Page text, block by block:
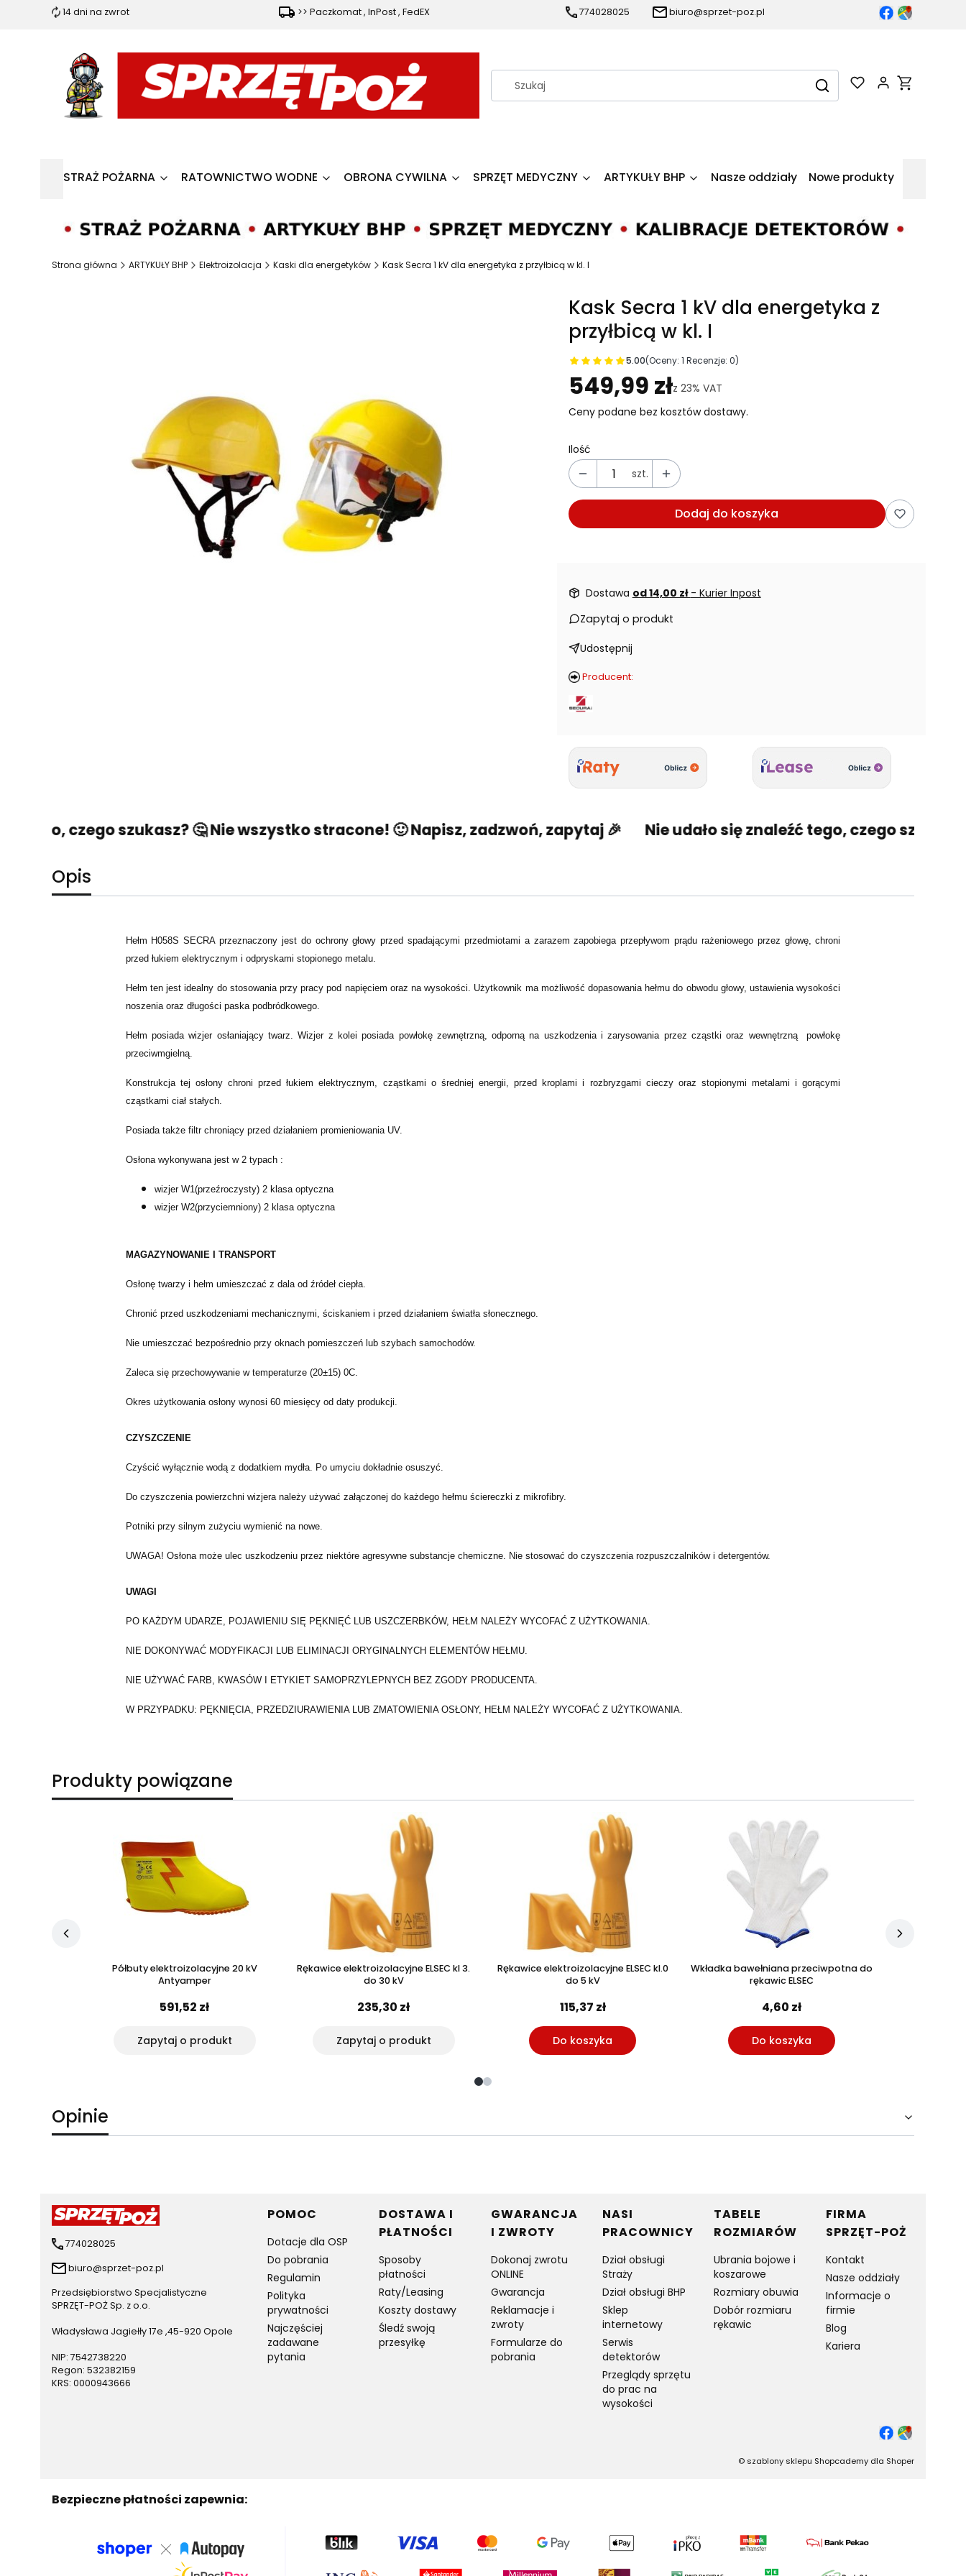
14 dni na zwrot >> Paczkomat , InPost , FedEX 774028025 biuro@sprzet-poz.pl
WyczyśćSzukaj
Produkty w
STRAŻ POŻARNA RATOWNICTWO WODNE OBRONA CYWILNA SPRZĘT MEDYCZNY ARTYKUŁY BHP Nasze oddziały Nowe produkty
Strona główna ARTYKUŁY BHP Elektroizolacja Kaski dla energetyków Kask Secra 1 kV dla energetyka z przyłbicą w kl. I
Kask Secra 1 kV dla energetyka z
przyłbicą w kl. I
5.00(Oceny: 1 Recenzje: 0)
Przejdź do sekcji Opinie
549,99 złz 23% VAT
Ceny podane bez kosztów dostawy.
Ilość
szt.
Dodaj do koszyka
Dostawa od 14,00 zł - Kurier Inpost
Zapytaj o produkt
Udostępnij
Producent:
czego szukasz? 🤔 Nie wszystko stracone! 🙂 Napisz, zadzwoń, zapytaj 🎉 Nie udało się znaleźć tego, czego szukasz?
Opis
Hełm H058S SECRA przeznaczony jest do ochrony głowy przed spadającymi przedmiotami a zarazem zapobiega przepływom prądu rażeniowego przez głowę, chroni
przed łukiem elektrycznym i odpryskami stopionego metalu.
Hełm ten jest idealny do stosowania przy pracy pod napięciem oraz na wysokości. Użytkownik ma możliwość dopasowania hełmu do obwodu głowy, ustawienia wysokości
noszenia oraz długości paska podbródkowego.
Hełm posiada wizjer osłaniający twarz. Wizjer z kolei posiada powłokę zewnętrzną, odporną na uszkodzenia i zarysowania przez cząstki oraz wewnętrzną powłokę
przeciwmgielną.
Konstrukcja tej osłony chroni przed łukiem elektrycznym, cząstkami o średniej energii, przed kroplami i rozbryzgami cieczy oraz stopionymi metalami i gorącymi
cząstkami ciał stałych.
Posiada także filtr chroniący przed działaniem promieniowania UV.
Osłona wykonywana jest w 2 typach :
wizjer W1(przeźroczysty) 2 klasa optyczna
wizjer W2(przyciemniony) 2 klasa optyczna
MAGAZYNOWANIE I TRANSPORT
Osłonę twarzy i hełm umieszczać z dala od źródeł ciepła.
Chronić przed uszkodzeniami mechanicznymi, ściskaniem i przed działaniem światła słonecznego.
Nie umieszczać bezpośrednio przy oknach pomieszczeń lub szybach samochodów.
Zaleca się przechowywanie w temperaturze (20±15) 0C.
Okres użytkowania osłony wynosi 60 miesięcy od daty produkcji.
CZYSZCZENIE
Czyścić wyłącznie wodą z dodatkiem mydła. Po umyciu dokładnie osuszyć.
Do czyszczenia powierzchni wizjera należy używać załączonej do każdego hełmu ściereczki z mikrofibry.
Potniki przy silnym zużyciu wymienić na nowe.
UWAGA! Osłona może ulec uszkodzeniu przez niektóre agresywne substancje chemiczne. Nie stosować do czyszczenia rozpuszczalników i detergentów.
UWAGI
PO KAŻDYM UDARZE, POJAWIENIU SIĘ PĘKNIĘĆ LUB USZCZERBKÓW, HEŁM NALEŻY WYCOFAĆ Z UŻYTKOWANIA.
NIE DOKONYWAĆ MODYFIKACJI LUB ELIMINACJI ORYGINALNYCH ELEMENTÓW HEŁMU.
NIE UŻYWAĆ FARB, KWASÓW I ETYKIET SAMOPRZYLEPNYCH BEZ ZGODY PRODUCENTA.
W PRZYPADKU: PĘKNIĘCIA, PRZEDZIURAWIENIA LUB ZMATOWIENIA OSŁONY, HEŁM NALEŻY WYCOFAĆ Z UŻYTKOWANIA.
Produkty powiązane
Półbuty elektroizolacyjne 20 kV
Antyamper
591,52 zł
Zapytaj o produkt
Rękawice elektroizolacyjne ELSEC kl 3.
do 30 kV
235,30 zł
Zapytaj o produkt
Rękawice elektroizolacyjne ELSEC kl.0
do 5 kV
115,37 zł
Do koszyka
Wkładka bawełniana przeciwpotna do
rękawic ELSEC
4,60 zł
Do koszyka
Opinie
774028025
biuro@sprzet-poz.pl
Przedsiębiorstwo Specjalistyczne
SPRZĘT-POŻ Sp. z o.o.
Władysława Jagiełły 17e ,45-920 Opole
NIP: 7542738220
Regon: 532382159
KRS: 0000943666
Linki w stopce
POMOC
Dotacje dla OSP
Do pobrania
Regulamin
Polityka
prywatności
Najczęściej
zadawane
pytania
DOSTAWA I
PŁATNOŚCI
Sposoby
płatności
Raty/Leasing
Koszty dostawy
Śledź swoją
przesyłkę
GWARANCJA
I ZWROTY
Dokonaj zwrotu
ONLINE
Gwarancja
Reklamacje i
zwroty
Formularze do
pobrania
NASI
PRACOWNICY
Dział obsługi
Straży
Dział obsługi BHP
Sklep
internetowy
Serwis
detektorów
Przeglądy sprzętu
do prac na
wysokości
TABELE
ROZMIARÓW
Ubrania bojowe i
koszarowe
Rozmiary obuwia
Dobór rozmiaru
rękawic
FIRMA
SPRZĘT-POŻ
Kontakt
Nasze oddziały
Informacje o
firmie
Blog
Kariera
© szablony sklepu Shopcademy dla Shoper
Bezpieczne płatności zapewnia: